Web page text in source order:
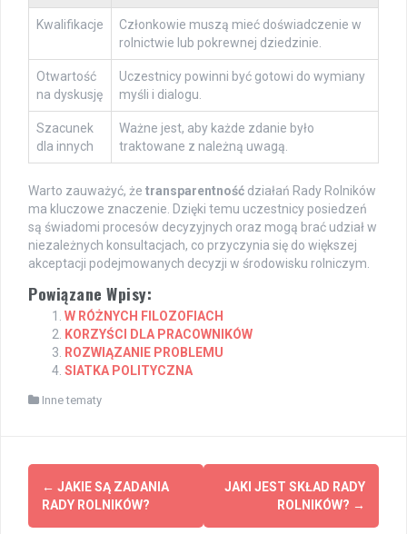
Kwalifikacje
Członkowie muszą mieć doświadczenie w
rolnictwie lub pokrewnej dziedzinie.
Otwartość
na dyskusję
Uczestnicy powinni być gotowi do wymiany
myśli i dialogu.
Szacunek
dla innych
Ważne jest, aby każde zdanie było
traktowane z należną uwagą.
Warto zauważyć, że transparentność działań Rady Rolników
ma kluczowe znaczenie. Dzięki temu uczestnicy posiedzeń
są świadomi procesów decyzyjnych oraz mogą brać udział w
niezależnych konsultacjach, co przyczynia się do większej
akceptacji podejmowanych decyzji w środowisku rolniczym.
Powiązane Wpisy:
W RÓŻNYCH FILOZOFIACH
KORZYŚCI DLA PRACOWNIKÓW
ROZWIĄZANIE PROBLEMU
SIATKA POLITYCZNA
Inne tematy
Post
navigation
← JAKIE SĄ ZADANIA
RADY ROLNIKÓW?
JAKI JEST SKŁAD RADY
ROLNIKÓW? →